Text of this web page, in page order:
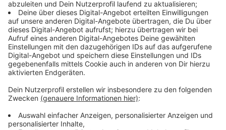
Anzeige
Zwischen 10 und 14 Uhr stehen die Mitarbeiterinnen
und Mitarbeiter der Beratungsstelle unter der
Telefonnummer 02551/69-1579 für Schülerinnen,
Schüler, Erziehungsberechtigte und Lehrkräfte zur
Verfügung. Die Gespräche sind anonym und kostenfrei.
Auch während des Schuljahres bietet die
Beratungsstelle Unterstützung an. Weitere